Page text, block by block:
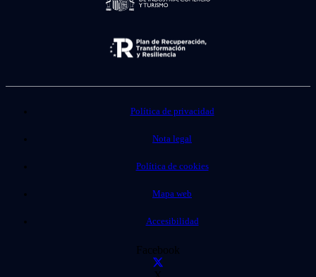
Política de privacidad
Nota legal
Política de cookies
Mapa web
Accesibilidad
Facebook